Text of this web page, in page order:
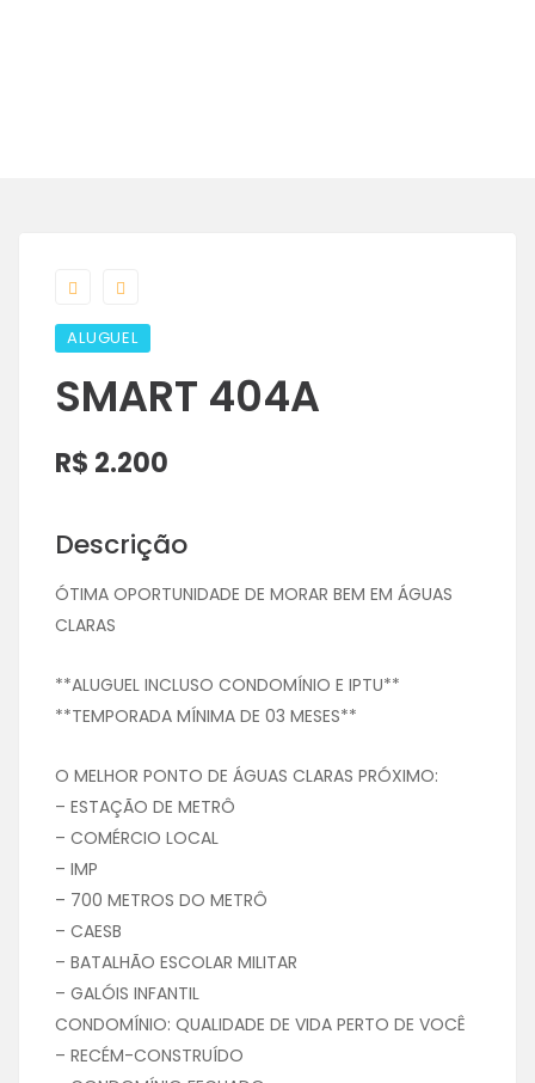
ALUGUEL
SMART 404A
R$ 2.200
Descrição
ÓTIMA OPORTUNIDADE DE MORAR BEM EM ÁGUAS
CLARAS
**ALUGUEL INCLUSO CONDOMÍNIO E IPTU**
**TEMPORADA MÍNIMA DE 03 MESES**
O MELHOR PONTO DE ÁGUAS CLARAS PRÓXIMO:
– ESTAÇÃO DE METRÔ
– COMÉRCIO LOCAL
– IMP
– 700 METROS DO METRÔ
– CAESB
– BATALHÃO ESCOLAR MILITAR
– GALÓIS INFANTIL
CONDOMÍNIO: QUALIDADE DE VIDA PERTO DE VOCÊ
– RECÉM-CONSTRUÍDO